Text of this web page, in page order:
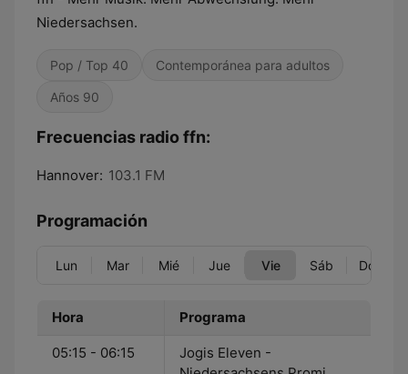
Niedersachsen.
Pop / Top 40 Contemporánea para adultos
Años 90
Frecuencias radio ffn:
Hannover: 103.1 FM
Programación
Lun Mar Mié Jue Vie Sáb Dom
Hora Programa
05:15 - 06:15
Jogis Eleven -